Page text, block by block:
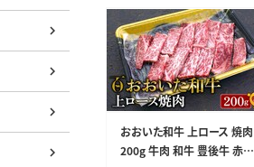
おおいた和牛 上ロース 焼肉
200g 牛肉 和牛 豊後牛 赤身